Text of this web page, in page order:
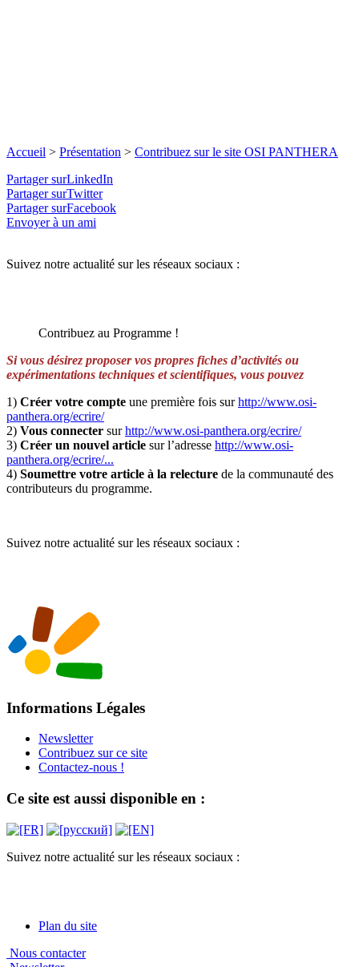
Accueil > Présentation > Contribuez sur le site OSI PANTHERA
Partager surLinkedIn
Partager surTwitter
Partager surFacebook
Envoyer à un ami
Suivez notre actualité sur les réseaux sociaux :
Contribuez au Programme !
Si vous désirez proposer vos propres fiches d’activités ou
expérimentations techniques et scientifiques, vous pouvez
1) Créer votre compte une première fois surhttp://www.osi-
panthera.org/ecrire/
2) Vous connecter surhttp://www.osi-panthera.org/ecrire/
3) Créer un nouvel article sur l’adresse http://www.osi-
panthera.org/ecrire/...
4) Soumettre votre article à la relecture de la communauté des
contributeurs du programme.
Suivez notre actualité sur les réseaux sociaux :
Informations Légales
Newsletter
Contribuez sur ce site
Contactez-nous !
Ce site est aussi disponible en :
Suivez notre actualité sur les réseaux sociaux :
Plan du site
Nous contacter